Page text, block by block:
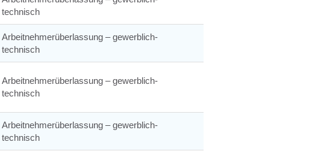
technisch
Arbeitnehmerüberlassung – gewerblich-
technisch
Arbeitnehmerüberlassung – gewerblich-
technisch
Arbeitnehmerüberlassung – gewerblich-
technisch